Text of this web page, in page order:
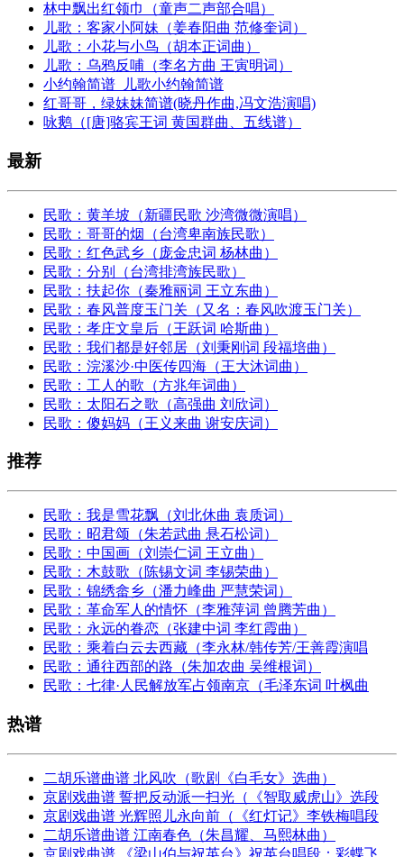
林中飘出红领巾（童声二声部合唱）
儿歌：客家小阿妹（姜春阳曲 范修奎词）
儿歌：小花与小鸟（胡本正词曲）
儿歌：乌鸦反哺（李名方曲 王寅明词）
小约翰简谱_儿歌小约翰简谱
红哥哥，绿妹妹简谱(晓丹作曲,冯文浩演唱)
咏鹅（[唐]骆宾王词 黄国群曲、五线谱）
最新
民歌：黄羊坡（新疆民歌 沙湾微微演唱）
民歌：哥哥的烟（台湾卑南族民歌）
民歌：红色武乡（庞金忠词 杨林曲）
民歌：分别（台湾排湾族民歌）
民歌：扶起你（秦雅丽词 王立东曲）
民歌：春风普度玉门关（又名：春风吹渡玉门关）
民歌：孝庄文皇后（王跃词 哈斯曲）
民歌：我们都是好邻居（刘秉刚词 段福培曲）
民歌：浣溪沙·中医传四海（王大沐词曲）
民歌：工人的歌（方兆年词曲）
民歌：太阳石之歌（高强曲 刘欣词）
民歌：傻妈妈（王义来曲 谢安庆词）
推荐
民歌：我是雪花飘（刘北休曲 袁质词）
民歌：昭君颂（朱若武曲 悬石松词）
民歌：中国画（刘崇仁词 王立曲）
民歌：木鼓歌（陈锡文词 李锡荣曲）
民歌：锦绣畲乡（潘力峰曲 严慧荣词）
民歌：革命军人的情怀（李雅萍词 曾腾芳曲）
民歌：永远的眷恋（张建中词 李红霞曲）
民歌：乘着白云去西藏（李永林/韩传芳/王善霞演唱
民歌：通往西部的路（朱加农曲 吴维根词）
民歌：七律·人民解放军占领南京（毛泽东词 叶枫曲
热谱
二胡乐谱曲谱 北风吹（歌剧《白毛女》选曲）
京剧戏曲谱 誓把反动派一扫光（《智取威虎山》选段
京剧戏曲谱 光辉照儿永向前（《红灯记》李铁梅唱段
二胡乐谱曲谱 江南春色（朱昌耀、马熙林曲）
京剧戏曲谱 《梁山伯与祝英台》祝英台唱段：彩蝶飞